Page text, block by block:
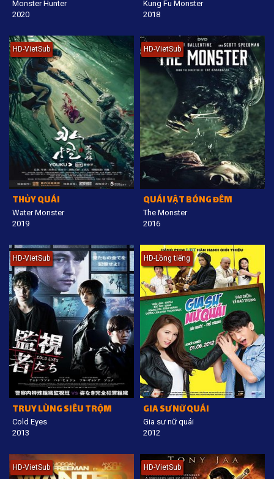
Monster Hunter
2020
Kung Fu Monster
2018
HD-VietSub
THỦY QUÁI
Water Monster
2019
HD-VietSub
QUÁI VẬT BÓNG ĐÊM
The Monster
2016
HD-VietSub
TRUY LÙNG SIÊU TRỘM
Cold Eyes
2013
HD-Lồng tiếng
GIA SƯ NỮ QUÁI
Gia sư nữ quái
2012
HD-VietSub HD-VietSub